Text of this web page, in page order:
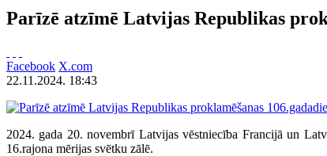
Parīzē atzīmē Latvijas Republikas
Facebook X.com
22.11.2024. 18:43
2024. gada 20. novembrī Latvijas vēstniecība Francijā un
16.rajona mērijas svētku zālē.